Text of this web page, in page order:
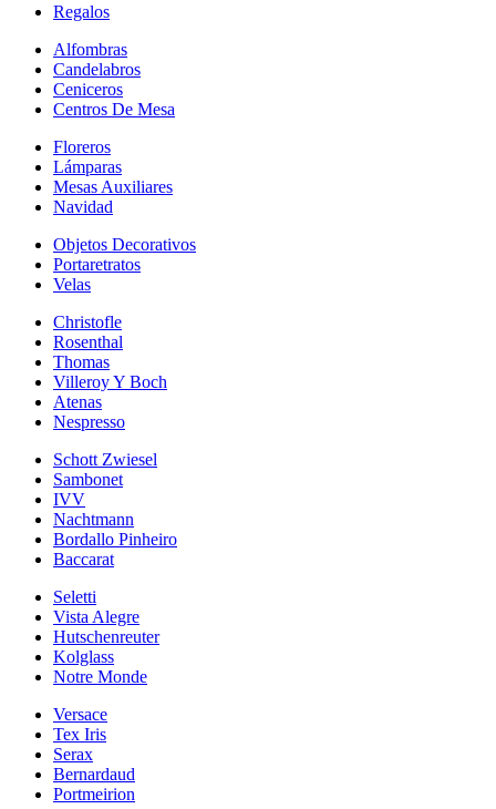
Regalos
Alfombras
Candelabros
Ceniceros
Centros De Mesa
Floreros
Lámparas
Mesas Auxiliares
Navidad
Objetos Decorativos
Portaretratos
Velas
Christofle
Rosenthal
Thomas
Villeroy Y Boch
Atenas
Nespresso
Schott Zwiesel
Sambonet
IVV
Nachtmann
Bordallo Pinheiro
Baccarat
Seletti
Vista Alegre
Hutschenreuter
Kolglass
Notre Monde
Versace
Tex Iris
Serax
Bernardaud
Portmeirion